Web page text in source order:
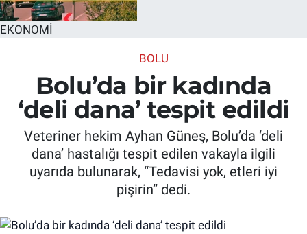
EKONOMİ
BOLU
Bolu’da bir kadında
‘deli dana’ tespit edildi
Veteriner hekim Ayhan Güneş, Bolu’da ‘deli
dana’ hastalığı tespit edilen vakayla ilgili
uyarıda bulunarak, “Tedavisi yok, etleri iyi
pişirin” dedi.